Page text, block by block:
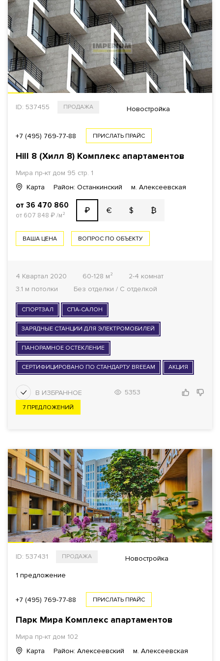
ID: 537455 ПРОДАЖА Новостройка
+7 (495) 769-77-88 ПРИСЛАТЬ ПРАЙС
Hill 8 (Хилл 8) Комплекс апартаментов
Мира пр-кт дом 95 стр. 1
Карта
Район: Останкинский м. Алексеевская
от 36 470 860
от 607 848 ₽/м² ₽ € $ ₿
ВАША ЦЕНА ВОПРОС ПО ОБЪЕКТУ
4 Квартал 2020 60-128 м²
2-4 комнат
3.1 м потолки
Без отделки / С отделкой
СПОРТЗАЛ СПА-САЛОН
ЗАРЯДНЫЕ СТАНЦИИ ДЛЯ ЭЛЕКТРОМОБИЛЕЙ
ПАНОРАМНОЕ ОСТЕКЛЕНИЕ
СЕРТИФИЦИРОВАНО ПО СТАНДАРТУ BREEAM АКЦИЯ
5353
7 ПРЕДЛОЖЕНИЙ
ID: 537431 ПРОДАЖА Новостройка
1 предложение
+7 (495) 769-77-88 ПРИСЛАТЬ ПРАЙС
Парк Мира Комплекс апартаментов
Мира пр-кт дом 102
Карта
Район: Алексеевский м. Алексеевская